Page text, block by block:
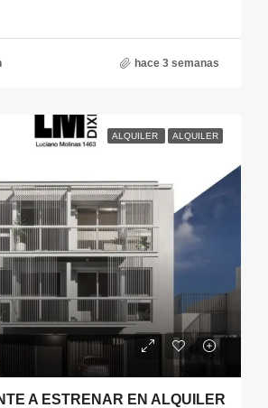
hace 3 semanas
ALQUILER ALQUILER
A ESTRENAR EN ALQUILER